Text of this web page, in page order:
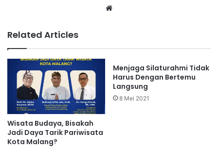
Related Articles
Wisata Budaya, Bisakah
Jadi Daya Tarik Pariwisata
Kota Malang?
Menjaga Silaturahmi Tidak
Harus Dengan Bertemu
Langsung
8 Mei 2021